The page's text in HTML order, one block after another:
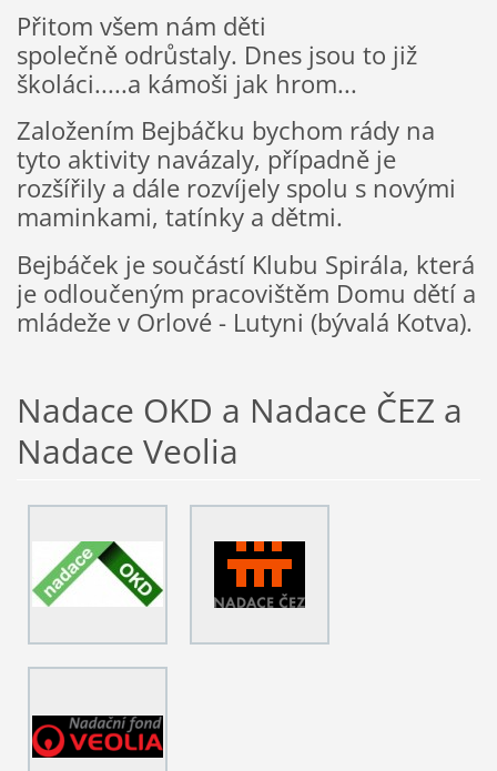
Přitom všem nám děti
společně odrůstaly. Dnes jsou to již
školáci.....a kámoši jak hrom...
Založením Bejbáčku bychom rády na
tyto aktivity navázaly, případně je
rozšířily a dále rozvíjely spolu s novými
maminkami, tatínky a dětmi.
Bejbáček je součástí Klubu Spirála, která
je odloučeným pracovištěm Domu dětí a
mládeže v Orlové - Lutyni (bývalá Kotva).
Nadace OKD a Nadace ČEZ a
Nadace Veolia